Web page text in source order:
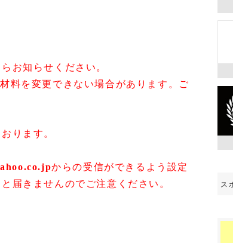
お知らせください。
料を変更できない場合があります。ご
ります。
からの受信ができるよう設定
届きませんのでご注意ください。